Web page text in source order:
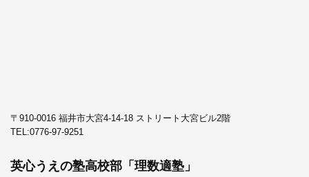
〒910-0016 福井市大宮4-14-18 ストリート大宮ビル2階
TEL:0776-97-9251
英心うえの塾高校部「理数適塾」